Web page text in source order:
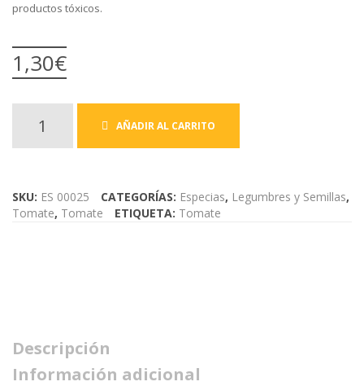
PREGUNTAS FRECUENTES
CONTACTO
productos tóxicos.
1,30€
Tomate
100gr
AÑADIR AL CARRITO
SKU: ES 00025 CATEGORÍAS: Especias, Legumbres y Semillas,
Tomate, Tomate ETIQUETA: Tomate
Descripción
Información adicional